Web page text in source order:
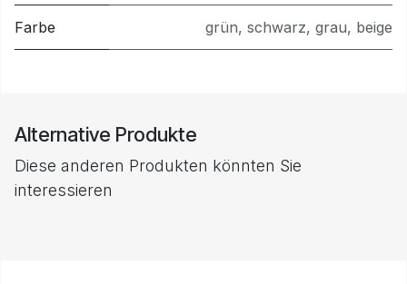
Farbe grün, schwarz, grau, beige
Alternative Produkte
Diese anderen Produkten könnten Sie
interessieren